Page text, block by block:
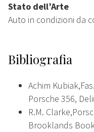
Stato dell’Arte
Auto in condizioni da
Bibliografia
Achim
Porsche 356,
R.M.
Brooklands